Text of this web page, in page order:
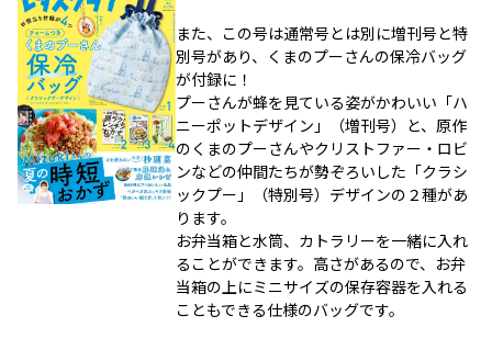
また、この号は通常号とは別に増刊号と特
別号があり、くまのプーさんの保冷バッグ
が付録に！
プーさんが蜂を見ている姿がかわいい「ハ
ニーポットデザイン」（増刊号）と、原作
のくまのプーさんやクリストファー・ロビ
ンなどの仲間たちが勢ぞろいした「クラシ
ックプー」（特別号）デザインの２種があ
ります。
お弁当箱と水筒、カトラリーを一緒に入れ
ることができます。高さがあるので、お弁
当箱の上にミニサイズの保存容器を入れる
こともできる仕様のバッグです。